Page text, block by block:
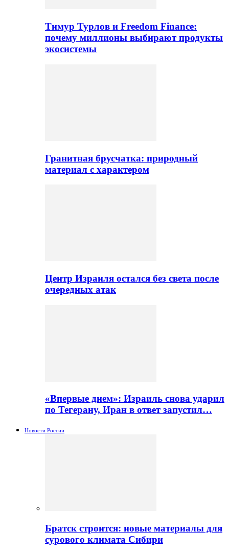
Тимур Турлов и Freedom Finance:
почему миллионы выбирают продукты
экосистемы
Гранитная брусчатка: природный
материал с характером
Центр Израиля остался без света после
очередных атак
«Впервые днем»: Израиль снова ударил
по Тегерану, Иран в ответ запустил…
Новости России
Братск строится: новые материалы для
сурового климата Сибири